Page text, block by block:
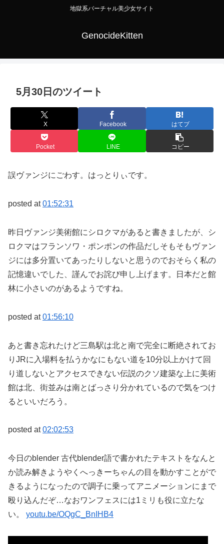
地獄系バーチャル美少女サイト
GenocideKitten
5月30日のツイート
X Facebook はてブ
Pocket LINE コピー
誤ヴァンジにごわす。はっとりぃです。
posted at01:52:31
昨日ヴァンジ美術館にシロクマがあると書きましたが、シ
ロクマはフランソワ・ポンポンの作品だしそもそもヴァン
ジには多分置いてあったりしないと思うのでおそらく私の
記憶違いでした、謹んでお詫び申し上げます。日本だと館
林に小さいのがあるようですね。
posted at01:56:10
あと書き忘れたけど三島駅は北と南で完全に断絶されてお
りJRに入場料を払うかなにもない道を10分以上かけて回
り道しないとアクセスできない伝説のクソ建築な上に美術
館は北、街並みは南とばっさり分かれているので気をつけ
るといいだろう。
posted at02:02:53
今日のblender 古代blender語で書かれたテキストをなんと
か読み解きようやくへっきーちゃんの目を動かすことがで
きるようになったので調子に乗ってアニメーションにまで
殴り込んだぞ…なおワンフェスには1ミリも役に立たな
い。 youtu.be/OQgC_BnIHB4